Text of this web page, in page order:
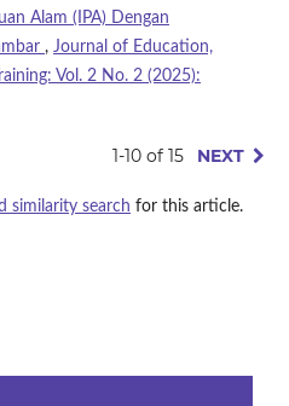
Alam (IPA) Dengan
, Journal of Education,
Vol. 2 No. 2 (2025):
1-10 of 15 NEXT
similarity search for this article.